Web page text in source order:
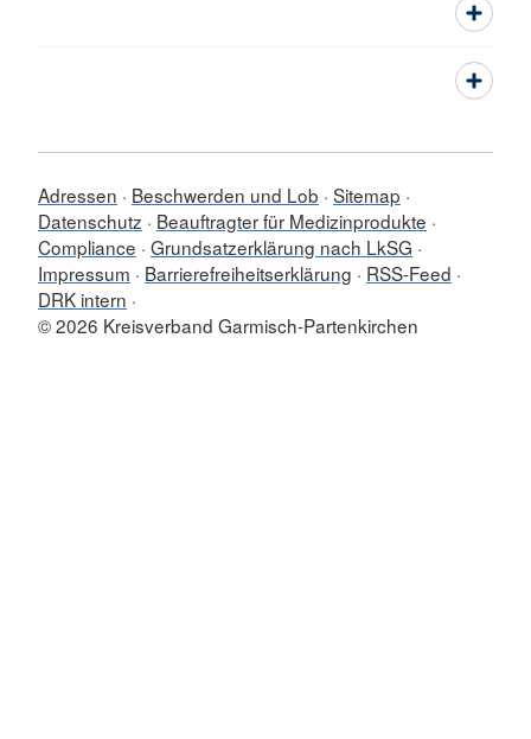
Adressen Beschwerden und Lob Sitemap
Datenschutz
Beauftragter für Medizinprodukte
Compliance Grundsatzerklärung nach LkSG
Impressum
Barrierefreiheitserklärung
RSS-Feed
DRK intern
© 2026 Kreisverband Garmisch-Partenkirchen